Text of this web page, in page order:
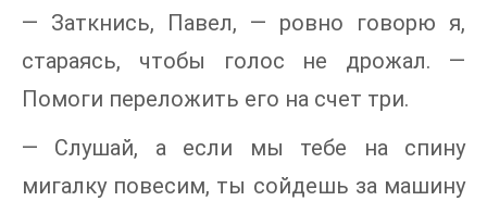
— Заткнись, Павел, — ровно говорю я,
стараясь, чтобы голос не дрожал. —
Помоги переложить его на счет три.
— Слушай, а если мы тебе на спину
мигалку повесим, ты сойдешь за машину